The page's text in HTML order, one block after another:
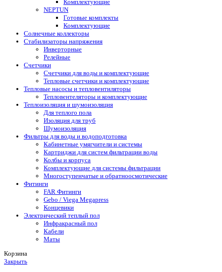
Комплектующие
NEPTUN
Готовые комплекты
Комплектующие
Солнечные коллекторы
Стабилизаторы напряжения
Инверторные
Релейные
Счетчики
Счетчики для воды и комплектующие
Тепловые счетчики и комплектующие
Тепловые насосы и тепловентиляторы
Тепловентеляторы и комплектующие
Теплоизоляция и шумоизоляция
Для теплого пола
Изоляция для труб
Шумоизоляция
Фильтры для воды и водоподготовка
Кабинетные умягчители и системы
Картриджи для систем фильтрации воды
Колбы и корпуса
Комплектующие для системы фильтрации
Многоступенчатые и обратноосмотические
Фитинги
FAR Фитинги
Gebo / Viega Megapress
Концевики
Электрический теплый пол
Инфракрасный пол
Кабели
Маты
Корзина
Закрыть